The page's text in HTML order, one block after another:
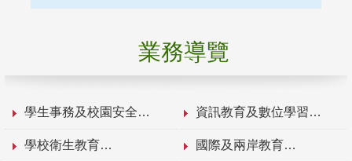
業務導覽
學生事務及校園安全 資訊教育及數位學習
學校衛生教育 國際及兩岸教育